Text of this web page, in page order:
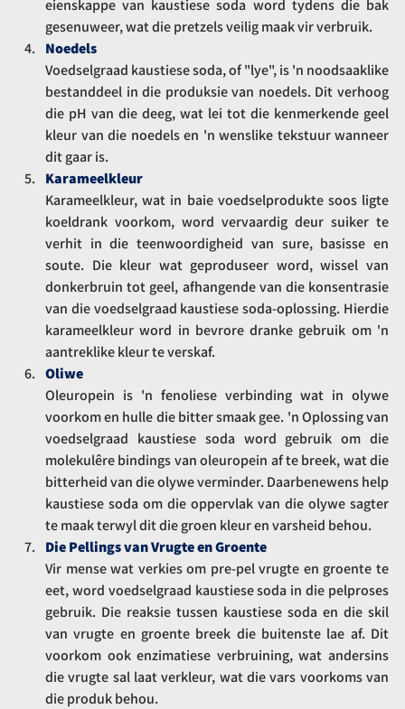
eienskappe van kaustiese soda word tydens die bak
gesenuweer, wat die pretzels veilig maak vir verbruik.
Noedels
Voedselgraad kaustiese soda, of "lye", is 'n noodsaaklike
bestanddeel in die produksie van noedels. Dit verhoog
die pH van die deeg, wat lei tot die kenmerkende geel
kleur van die noedels en 'n wenslike tekstuur wanneer
dit gaar is.
Karameelkleur
Karameelkleur, wat in baie voedselprodukte soos ligte
koeldrank voorkom, word vervaardig deur suiker te
verhit in die teenwoordigheid van sure, basisse en
soute. Die kleur wat geproduseer word, wissel van
donkerbruin tot geel, afhangende van die konsentrasie
van die voedselgraad kaustiese soda-oplossing. Hierdie
karameelkleur word in bevrore dranke gebruik om 'n
aantreklike kleur te verskaf.
Oliwe
Oleuropein is 'n fenoliese verbinding wat in olywe
voorkom en hulle die bitter smaak gee. 'n Oplossing van
voedselgraad kaustiese soda word gebruik om die
molekulêre bindings van oleuropein af te breek, wat die
bitterheid van die olywe verminder. Daarbenewens help
kaustiese soda om die oppervlak van die olywe sagter
te maak terwyl dit die groen kleur en varsheid behou.
Die Pellings van Vrugte en Groente
Vir mense wat verkies om pre-pel vrugte en groente te
eet, word voedselgraad kaustiese soda in die pelproses
gebruik. Die reaksie tussen kaustiese soda en die skil
van vrugte en groente breek die buitenste lae af. Dit
voorkom ook enzimatiese verbruining, wat andersins
die vrugte sal laat verkleur, wat die vars voorkoms van
die produk behou.